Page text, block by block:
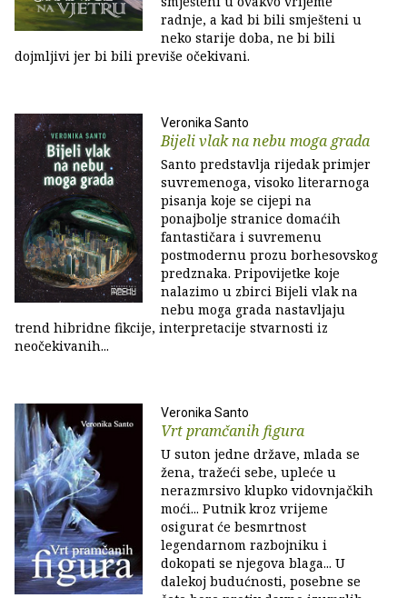
radnje, a kad bi bili smješteni u
neko starije doba, ne bi bili
dojmljivi jer bi bili previše očekivani.
Veronika Santo
Bijeli vlak na nebu moga grada
Santo predstavlja rijedak primjer
suvremenoga, visoko literarnoga
pisanja koje se cijepi na
ponajbolje stranice domaćih
fantastičara i suvremenu
postmodernu prozu borhesovskog
predznaka. Pripovijetke koje
nalazimo u zbirci Bijeli vlak na
nebu moga grada nastavljaju
trend hibridne fikcije, interpretacije stvarnosti iz
neočekivanih...
Veronika Santo
Vrt pramčanih figura
U suton jedne države, mlada se
žena, tražeći sebe, upleće u
nerazmrsivo klupko vidovnjačkih
moći... Putnik kroz vrijeme
osigurat će besmrtnost
legendarnom razbojniku i
dokopati se njegova blaga... U
dalekoj budućnosti, posebne se